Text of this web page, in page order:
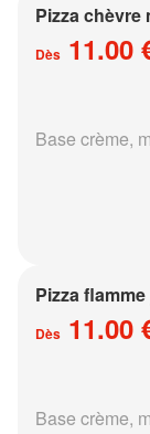
Pizza chèvre
Dès 11.00
Base crème,
Pizza
Dès 11.00
Base crème,